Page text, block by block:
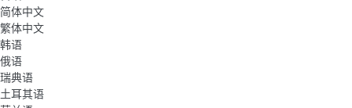
简体中文
繁体中文
韩语
俄语
瑞典语
土耳其语